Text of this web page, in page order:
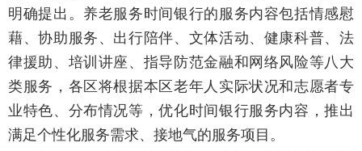
明确提出。养老服务时间银行的服务内容包括情感慰
藉、协助服务、出行陪伴、文体活动、健康科普、法
律援助、培训讲座、指导防范金融和网络风险等八大
类服务，各区将根据本区老年人实际状况和志愿者专
业特色、分布情况等，优化时间银行服务内容，推出
满足个性化服务需求、接地气的服务项目。